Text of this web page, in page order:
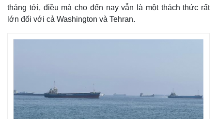
tháng tới, điều mà cho đến nay vẫn là một thách thức rất
lớn đối với cả Washington và Tehran.